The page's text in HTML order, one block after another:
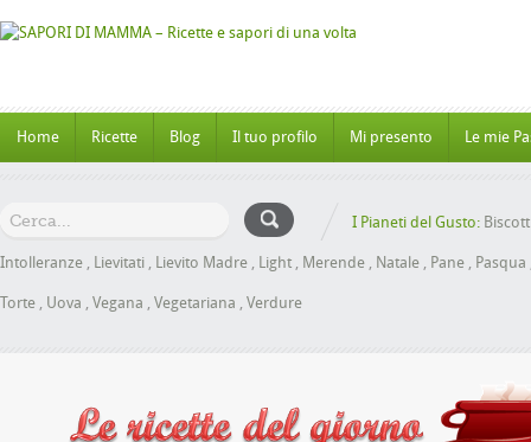
Home Ricette Blog Il tuo profilo Mi presento Le mie
I Pianeti del Gusto:
Intolleranze , Lievitati , Lievito Madre , Light , Merende , Natale , Pane , Pasqua
Torte , Uova , Vegana , Vegetariana , Verdure